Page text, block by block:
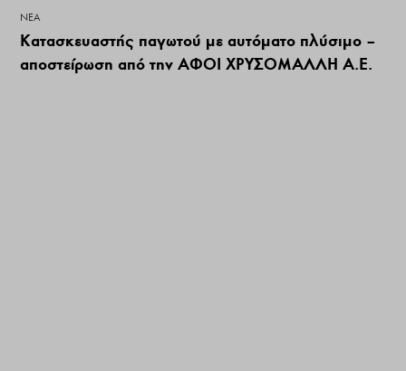
ΝΕΑ
Κατασκευαστής παγωτού με αυτόματο πλύσιμο –
αποστείρωση από την ΑΦΟΙ ΧΡΥΣΟΜΑΛΛΗ Α.Ε.